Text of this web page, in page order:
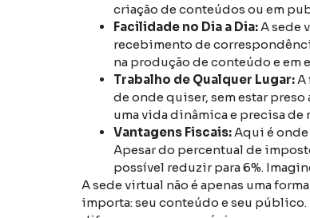
criação de conteúdos ou em
Facilidade no Dia a Dia:A sede
recebimento de
na produção de conteúdo e em
Trabalho de Qualquer Lugar:A
de onde quiser, sem estar
uma vida dinâmica e precisa
Vantagens Fiscais:Aqui é onde
Apesar do percentual de
possível reduzir para 6%.
A sede virtual não é apenas uma
importa: seu conteúdo e seu público.